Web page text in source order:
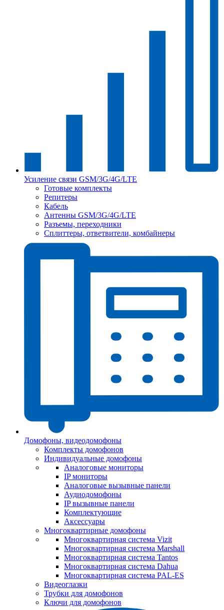
Усиление связи GSM/3G/4G/LTE
Готовые комплекты
Репитеры
Кабель
Антенны GSM/3G/4G/LTE
Разъемы, переходники
Сплиттеры, ответвители, комбайнеры
Домофоны, видеодомофоны
Комплекты домофонов
Индивидуальные домофоны
Аналоговые мониторы
IP мониторы
Аналоговые вызывные панели
Аудиодомофоны
IP вызывные панели
Комплектующие
Аксессуары
Многоквартирные домофоны
Многоквартирная система Vizit
Многоквартирная система Marshall
Многоквартирная система Tantos
Многоквартирная система Dahua
Многоквартирная система PAL-ES
Видеоглазки
Трубки для домофонов
Ключи для домофонов